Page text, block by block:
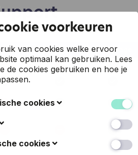
Moneybird
CoManage
voorkeuren
van cookies welke ervoor
optimaal kan gebruiken. Lees
de cookies gebruiken en hoe je
cookies
gegevens om de
van de website en de ervaring
(zoals u herkennen
de website, uw
met deze cookies
onthouden die u in het
cookies